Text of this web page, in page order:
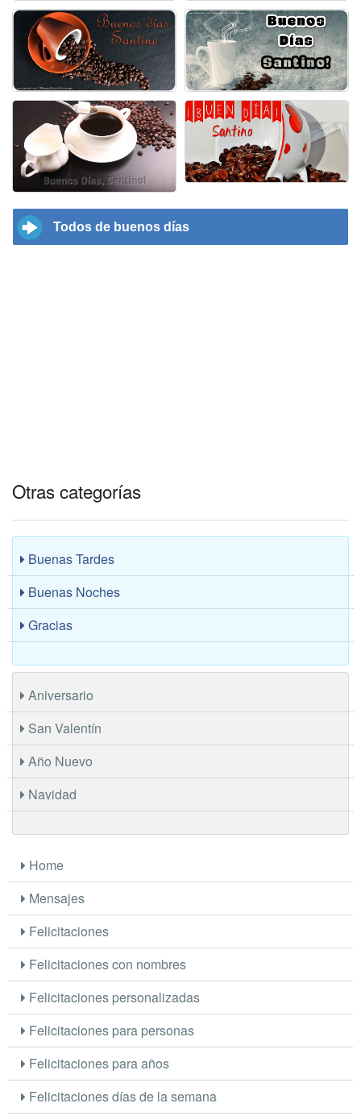
Todos de buenos días
Otras categorías
Buenas Tardes
Buenas Noches
Gracias
Aniversario
San Valentín
Año Nuevo
Navidad
Home
Mensajes
Felicitaciones
Felicitaciones con nombres
Felicitaciones personalizadas
Felicitaciones para personas
Felicitaciones para años
Felicitaciones días de la semana